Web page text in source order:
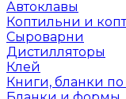
Автоклавы
Коптильни и
Сыроварни
Дистилляторы
Клей
Книги, бланки